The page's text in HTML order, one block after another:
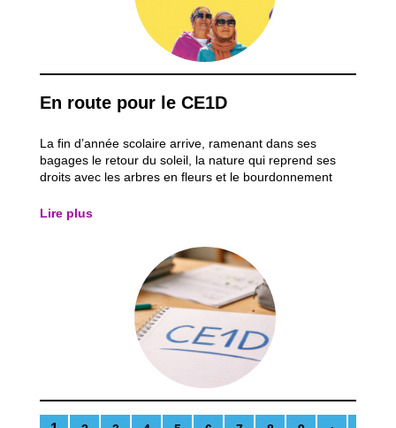
En route pour le CE1D
La fin d’année scolaire arrive, ramenant dans ses
bagages le retour du soleil, la nature qui reprend ses
droits avec les arbres en fleurs et le bourdonnement
qui donne un avant-goût de vacances… mais qui, pour
Lire plus